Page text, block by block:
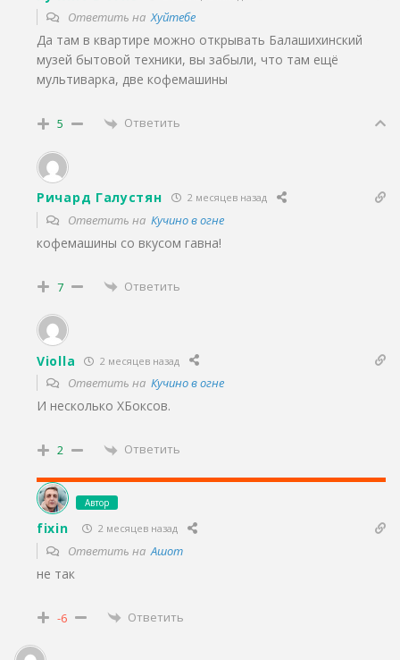
Ответить наХуйтебе
Да там в квартире можно открывать Балашихинский
музей бытовой техники, вы забыли, что там ещё
мультиварка, две кофемашины
5 Ответить
Ричард Галустян 2 месяцев назад
Ответить на Кучино в огне
кофемашины со вкусом гавна!
7 Ответить
Violla 2 месяцев назад
Ответить на Кучино в огне
И несколько ХБоксов.
2 Ответить
Автор
fixin 2 месяцев назад
Ответить на Ашот
не так
-6 Ответить